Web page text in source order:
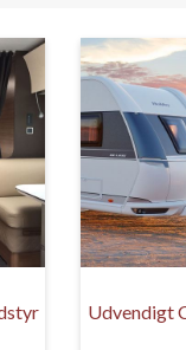
Udvendigt